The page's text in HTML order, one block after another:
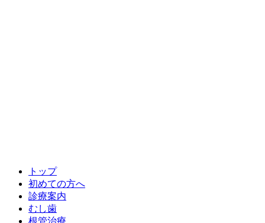
トップ
初めての方へ
診療案内
むし歯
根管治療